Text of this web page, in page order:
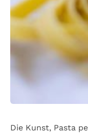
Die Kunst, Pasta